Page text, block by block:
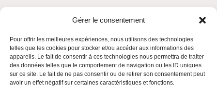
Gérer le consentement
Pour offrir les meilleures expériences, nous utilisons des technologies
telles que les cookies pour stocker et/ou accéder aux informations des
appareils. Le fait de consentir à ces technologies nous permettra de traiter
des données telles que le comportement de navigation ou les ID uniques
sur ce site. Le fait de ne pas consentir ou de retirer son consentement peut
avoir un effet négatif sur certaines caractéristiques et fonctions.
Mentions légales
Politique de confidentialité